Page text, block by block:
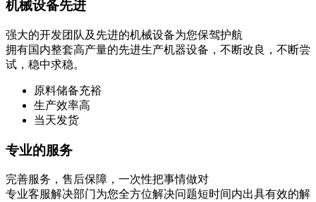
机械设备先进
强大的开发团队及先进的机械设备为您保驾护航
拥有国内整套高产量的先进生产机器设备，不断改良，不断尝
试，稳中求稳。
原料储备充裕
生产效率高
当天发货
专业的服务
完善服务，售后保障，一次性把事情做对
专业客服解决部门为您全方位解决问题短时间内出具有效的解